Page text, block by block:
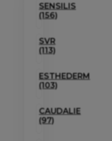
SENSILIS
(156)
SVR
(113)
ESTHEDERM
(103)
CAUDALIE
(97)